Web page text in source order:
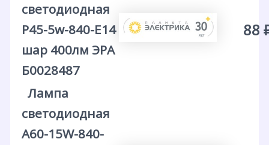
светодиодная
P45-5w-840-E14
шар 400лм ЭРА
Б0028487
88
Лампа
светодиодная
A60-15W-840-